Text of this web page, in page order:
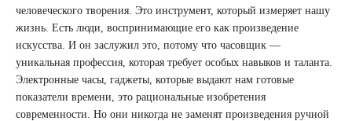
человеческого творения. Это инструмент, который измеряет нашу
жизнь. Есть люди, воспринимающие его как произведение
искусства. И он заслужил это, потому что часовщик —
уникальная профессия, которая требует особых навыков и таланта.
Электронные часы, гаджеты, которые выдают нам готовые
показатели времени, это рациональные изобретения
современности. Но они никогда не заменят произведения ручной